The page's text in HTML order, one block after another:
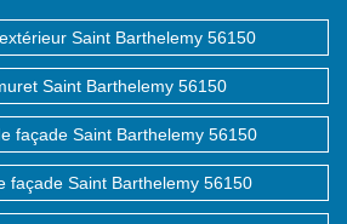
Saint Barthelemy 56150
Saint Barthelemy 56150
façade Saint Barthelemy 56150
façade Saint Barthelemy 56150